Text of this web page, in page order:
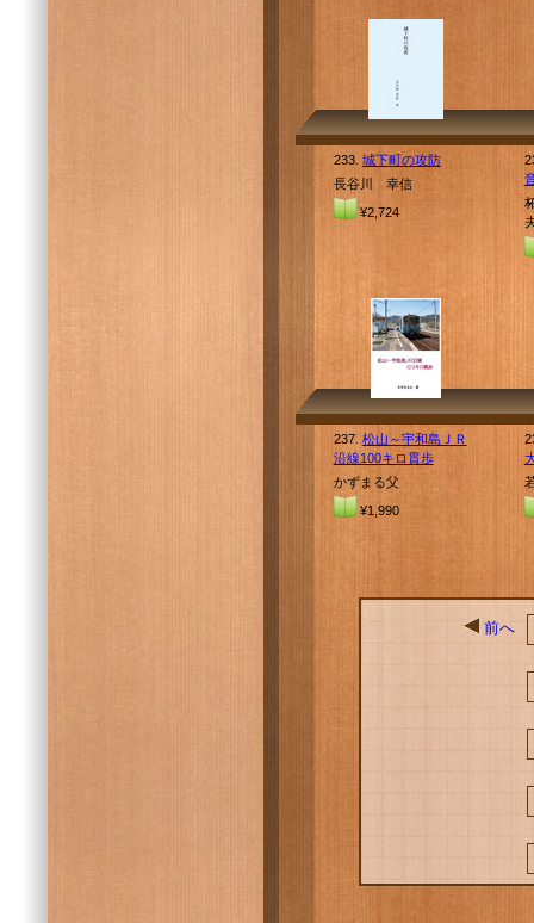
233. 城下町の攻防
長谷川 幸信
¥2,724
237. 松山～宇和島ＪＲ
沿線100キロ貫歩
かずまる父
¥1,990
前へ